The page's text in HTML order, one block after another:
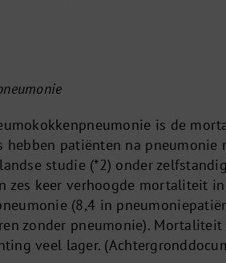
is de
patiënten na pneumonie
studie (*2) onder
zes keer verhoogde mortaliteit
(8,4 in
zonder pneumonie).
veel lager.